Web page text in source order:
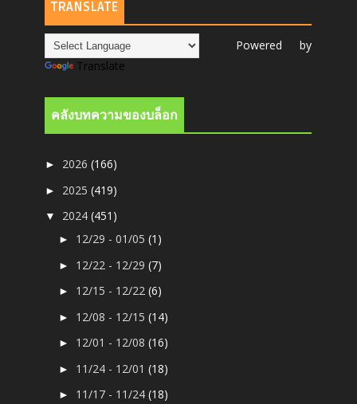
TRANSLATE
Powered by
Translate
คลังบทความของบล็อก
► 2026(166)
► 2025(419)
▼ 2024(451)
► 12/29 - 01/05(1)
► 12/22 - 12/29(7)
► 12/15 - 12/22(6)
► 12/08 - 12/15(14)
► 12/01 - 12/08(16)
► 11/24 - 12/01(18)
► 11/17 - 11/24(18)